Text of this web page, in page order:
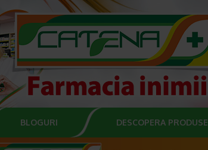
BLOGURI DESCOPERA PRODUSE